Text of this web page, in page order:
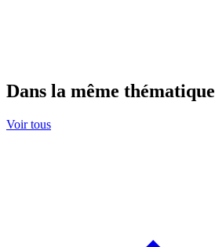
Dans la même thématique
Voir tous